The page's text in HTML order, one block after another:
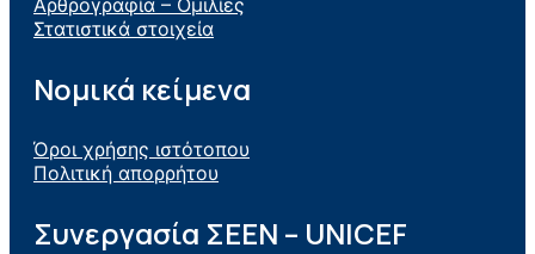
Στατιστικά στοιχεία
Νομικά κείμενα
Όροι χρήσης ιστότοπου
Πολιτική απορρήτου
Συνεργασία ΣEEN – UNICEF